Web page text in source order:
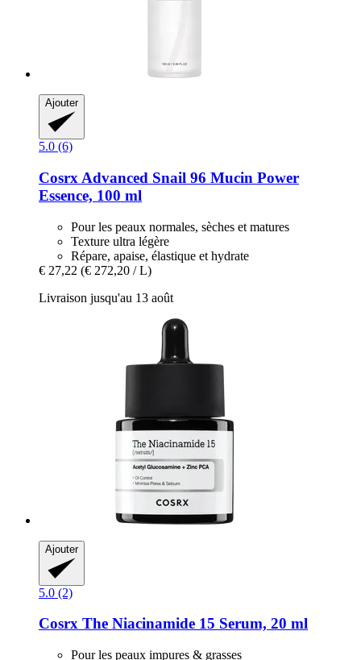
Ajouter
5.0 (6)
Cosrx Advanced Snail 96 Mucin Power
Essence, 100 ml
Pour les peaux normales, sèches et matures
Texture ultra légère
Répare, apaise, élastique et hydrate
€ 27,22 (€ 272,20 / L)
Livraison jusqu'au 13 août
Ajouter
5.0 (2)
Cosrx The Niacinamide 15 Serum, 20 ml
Pour les peaux impures & grasses